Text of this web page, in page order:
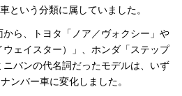
という分類に属していました。
ら、トヨタ「ノア／ヴォクシー」や
ェイスター）」、ホンダ「ステップ
バンの代名詞だったモデルは、いず
ンバー車に変化しました。